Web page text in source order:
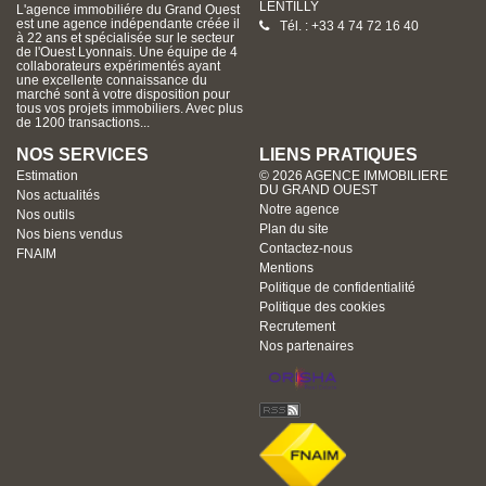
L'agence immobiliére du Grand Ouest
est une agence indépendante créée il
à 22 ans et spécialisée sur le secteur
de l'Ouest Lyonnais. Une équipe de 4
collaborateurs expérimentés ayant
une excellente connaissance du
marché sont à votre disposition pour
tous vos projets immobiliers. Avec plus
de 1200 transactions...
LENTILLY
Tél. : +33 4 74 72 16 40
NOS SERVICES
Estimation
Nos actualités
Nos outils
Nos biens vendus
FNAIM
LIENS PRATIQUES
© 2026 AGENCE IMMOBILIERE
DU GRAND OUEST
Notre agence
Plan du site
Contactez-nous
Mentions
Politique de confidentialité
Politique des cookies
Recrutement
Nos partenaires